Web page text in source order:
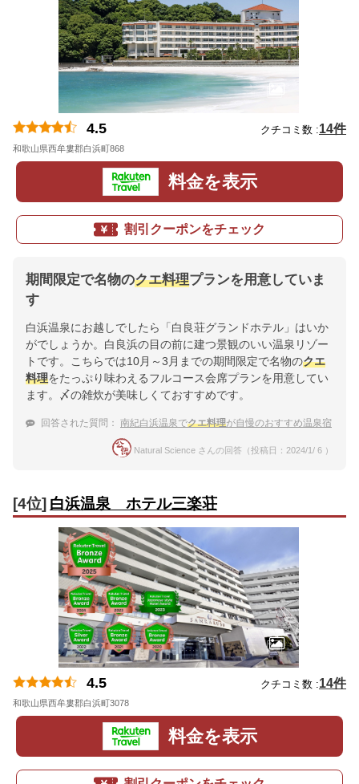
4.5 クチコミ数 :14件
和歌山県西牟婁郡白浜町868
料金を表示
割引クーポンをチェック
期間限定で名物のクエ料理プランを用意していま
す
白浜温泉にお越しでしたら「白良荘グランドホテル」はいか
がでしょうか。白良浜の目の前に建つ景観のいい温泉リゾー
トです。こちらでは10月～3月までの期間限定で名物のクエ
料理をたっぷり味わえるフルコース会席プランを用意してい
ます。〆の雑炊が美味しくておすすめです。
回答された質問： 南紀白浜温泉でクエ料理が自慢のおすすめ温泉宿
Natural Science さんの回答（投稿日：2024/1/ 6 ）
[4位] 白浜温泉 ホテル三楽荘
4.5 クチコミ数 :14件
和歌山県西牟婁郡白浜町3078
料金を表示